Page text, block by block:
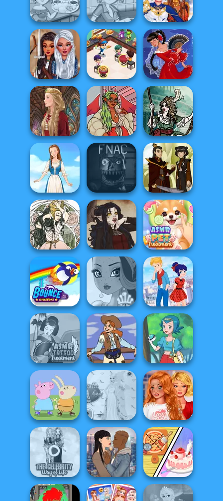
Fun Colors Beaver Weaver Cross Stitch
Sara's Cooking
Class: Burritos
Sara's Cooking
Class Lentil So...
Super Hero
School
Warrior
Princesses
Cooking
Restaurant
Kitchen
Flamenco Dancer
Medieval Doll https://www.dolldivine.com/mei...
Moonlit
Masquerade
Folklore Fashion
Five Nights At
Christmas
Firebender Zuko
Forest Fae Gothic Heroine
ASMR Pet
Treatment
Bouncemasters Fairy Tale High
Ladybird Secret
Identity Revea...
ASMR Tattoo
Treatment
Cowgirl Pokegirl
Peppa Pig
Character
Creator
Princess Gala
Host
Bestie To The
Rescue Breakup
P...